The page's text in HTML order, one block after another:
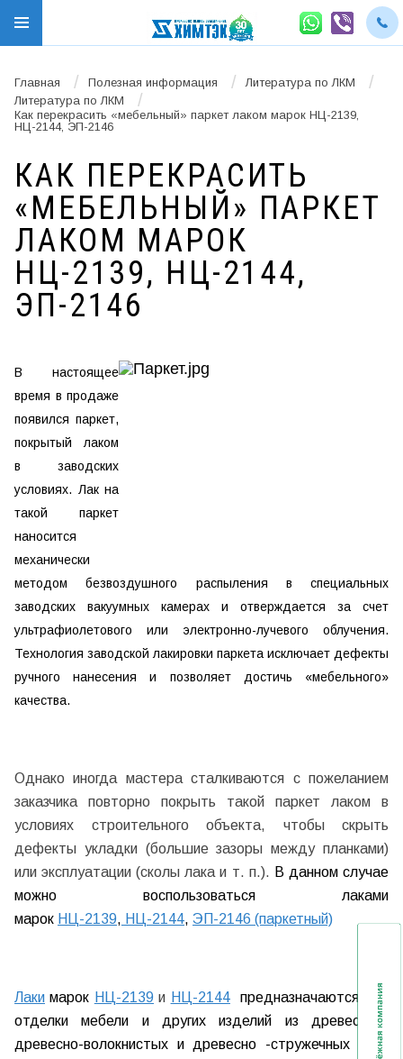
Главная / Полезная информация / Литература по ЛКМ /
Литература по ЛКМ /
Как перекрасить «мебельный» паркет лаком марок НЦ-2139,
НЦ-2144, ЭП-2146
КАК ПЕРЕКРАСИТЬ
«МЕБЕЛЬНЫЙ» ПАРКЕТ
ЛАКОМ МАРОК
НЦ-2139, НЦ-2144,
ЭП-2146
В настоящее
время в продаже
появился паркет,
покрытый лаком
в заводских
условиях. Лак на
такой паркет
наносится
механически
методом безвоздушного распыления в специальных
заводских вакуумных камерах и отверждается за счет
ультрафиолетового или электронно-лучевого облучения.
Технология заводской лакировки паркета исключает дефекты
ручного нанесения и позволяет достичь «мебельного»
качества.
Однако иногда мастера сталкиваются с пожеланием
заказчика повторно покрыть такой паркет лаком в
условиях строительного объекта, чтобы скрыть
дефекты укладки (большие зазоры между планками)
или эксплуатации (сколы лака и т. п.). В данном случае
можно воспользоваться лаками
марок НЦ-2139, НЦ-2144, ЭП-2146 (паркетный)
Лаки марок НЦ-2139 и НЦ-2144
предназначаются для
отделки мебели и других изделий из древесины,
древесно-волокнистых и древесно -стружечных плит